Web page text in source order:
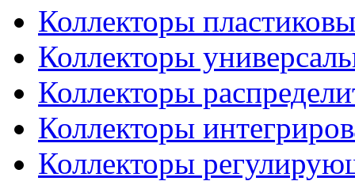
Коллекторы
Коллекторы
Коллекторы
Коллекторы
Коллекторы